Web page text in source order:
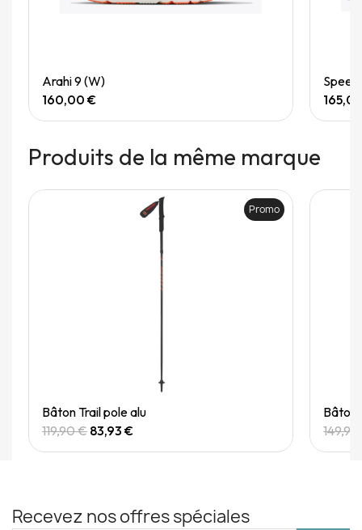
Arahi 9 (W)
160,00 €
Produits de la même marque
Quick View
Promo
Bâton Trail pole alu
119,90 € 83,93 €
Bâton
Recevez nos offres spéciales